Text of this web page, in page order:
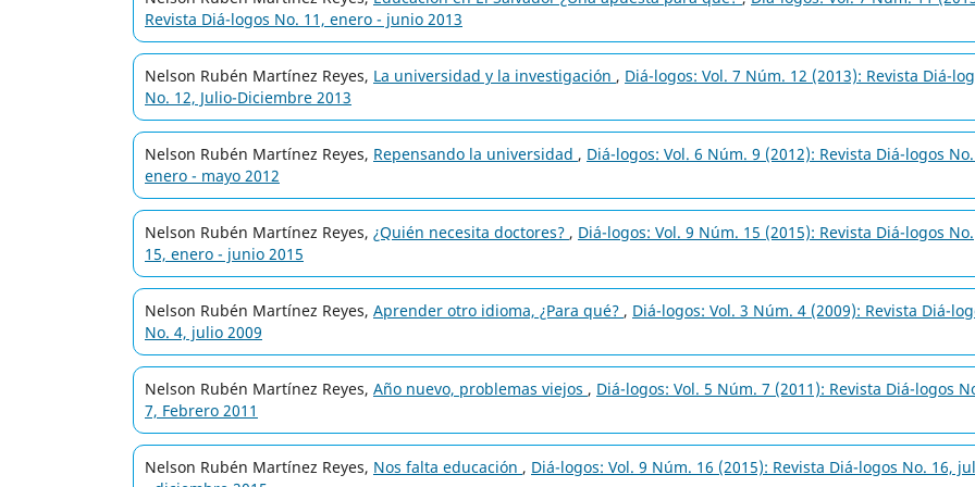
Revista Diá-logos No. 11, enero - junio 2013
Nelson Rubén Martínez Reyes, La universidad y la investigación , Diá-logos: Vol. 7 Núm. 12 (2013): Revista Diá-
No. 12, Julio-Diciembre 2013
Nelson Rubén Martínez Reyes, Repensando la universidad , Diá-logos: Vol. 6 Núm. 9 (2012): Revista Diá-logos
enero - mayo 2012
Nelson Rubén Martínez Reyes, ¿Quién necesita doctores? , Diá-logos: Vol. 9 Núm. 15 (2015): Revista Diá-logos No.
15, enero - junio 2015
Nelson Rubén Martínez Reyes, Aprender otro idioma, ¿Para qué? , Diá-logos: Vol. 3 Núm. 4 (2009): Revista Diá-
No. 4, julio 2009
Nelson Rubén Martínez Reyes, Año nuevo, problemas viejos , Diá-logos: Vol. 5 Núm. 7 (2011): Revista Diá-logos
7, Febrero 2011
Nelson Rubén Martínez Reyes, Nos falta educación , Diá-logos: Vol. 9 Núm. 16 (2015): Revista Diá-logos No. 16,